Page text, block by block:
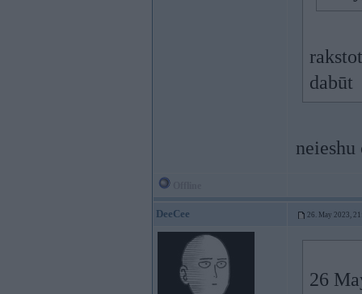
dabūt
neieshu
DeeCee 26. May 2023,
26